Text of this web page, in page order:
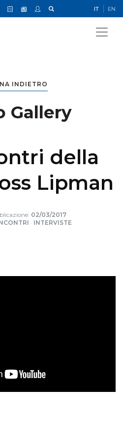
Sostienici
Icona Calendario Eventi
Icona Newsletter
Icona My Civica IT EN
INDIETRO
Gallery
della
Lipman
02/03/2017
· INTERVISTE